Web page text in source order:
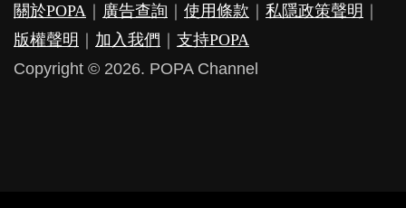
關於POPA ｜ 廣告查詢 ｜ 使用條款 ｜ 私隱政策聲明 ｜
版權聲明 ｜ 加入我們 ｜ 支持POPA
Copyright © 2026. POPA Channel